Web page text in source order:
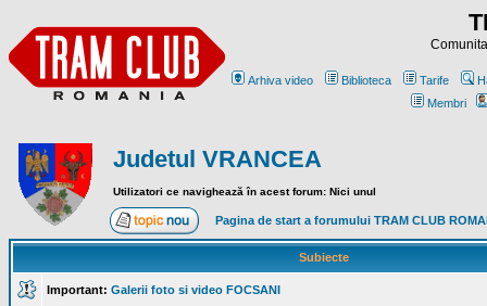
Arhiva video Biblioteca Tarife
Membri
Judetul VRANCEA
Utilizatori ce navighează în acest forum: Nici unul
Pagina de start a forumului TRAM CLUB
Subiecte
Important: Galerii foto si video FOCSANI